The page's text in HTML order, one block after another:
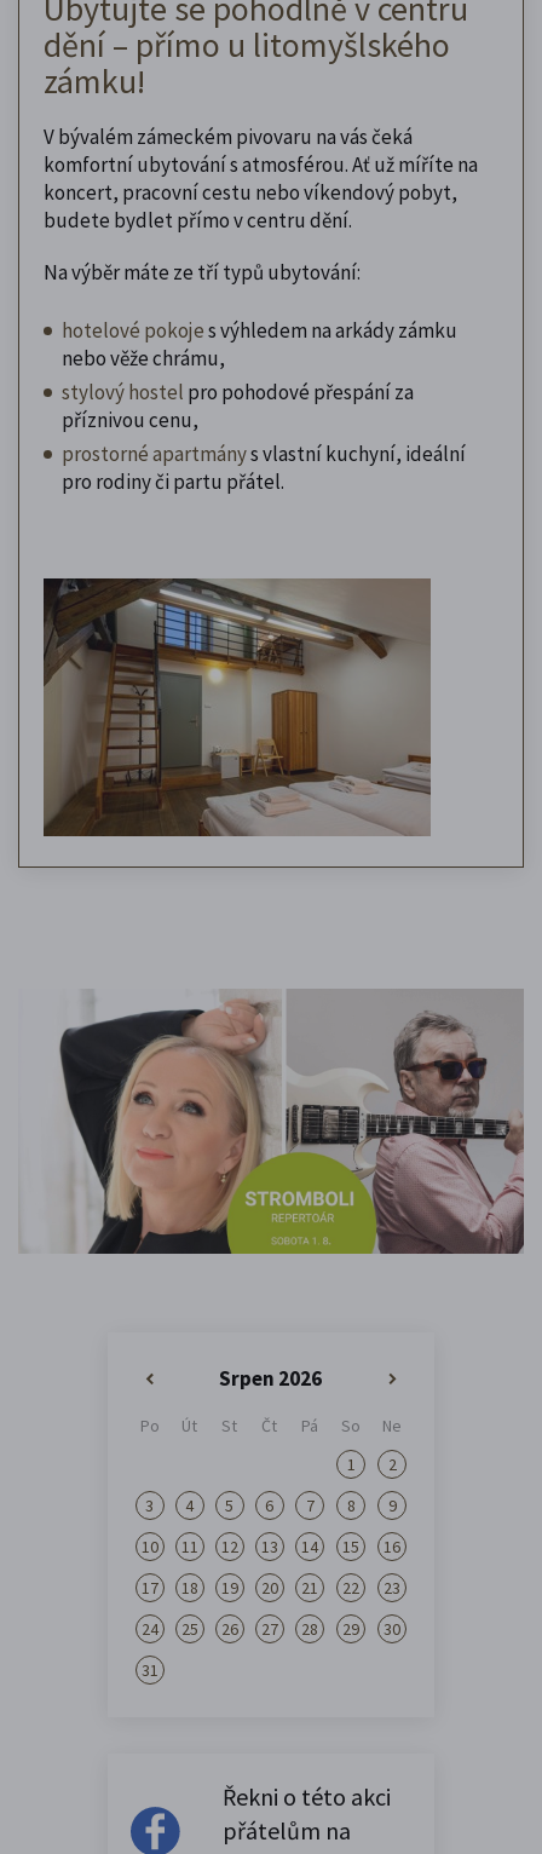
dění – přímo u litomyšlského
zámku!
V bývalém zámeckém pivovaru na vás čeká
komfortní ubytování s atmosférou. Ať už míříte na
koncert, pracovní cestu nebo víkendový pobyt,
budete bydlet přímo v centru dění.
Na výběr máte ze tří typů ubytování:
hotelové pokojes výhledem na arkády zámku
nebo věže chrámu,
stylový hostel pro pohodové přespání za
příznivou cenu,
prostorné apartmánys vlastní kuchyní, ideální
pro rodiny či partu přátel.
Srpen 2026
Po Út St Čt Pá So
Ne
1
2
3
4 5 6 7 8
9
10
11 12 13 14 15
16
17
18 19 20 21 22
23
24
25 26 27 28 29
30
31
Řekni o této akci
přátelům na